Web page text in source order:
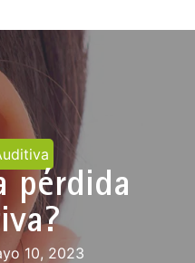
pérdida
10, 2023